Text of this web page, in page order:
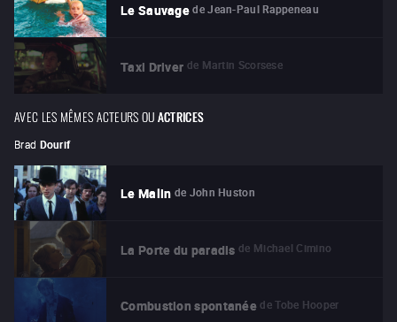
Le Sauvage de Jean-Paul Rappeneau
Taxi Driver de Martin Scorsese
AVEC LES MÊMES ACTEURS OUACTRICES
Brad Dourif
Le Malin de John Huston
La Porte du paradis de Michael Cimino
Combustion spontanée de Tobe Hooper